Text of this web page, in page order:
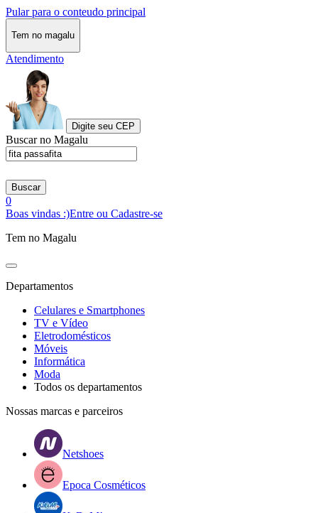
Pular para o conteudo principal
Tem no magalu
Atendimento
Digite seu CEP
Buscar no Magalu
Buscar
0
Boas vindas :)Entre ou Cadastre-se
Tem no Magalu
Departamentos
Celulares e Smartphones
TV e Vídeo
Eletrodomésticos
Móveis
Informática
Moda
Todos os departamentos
Nossas marcas e parceiros
Netshoes
Epoca Cosméticos